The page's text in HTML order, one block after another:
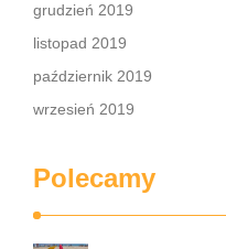
grudzień 2019
listopad 2019
październik 2019
wrzesień 2019
Polecamy